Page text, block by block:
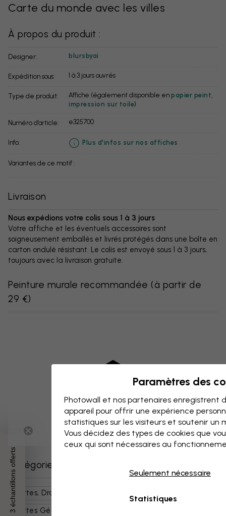
Carte du monde avec les villes
À propos du produit :
Designer: blursbyai
Expédition sous: 1 à 3 jours ouvrés
Type de produit: Affiche (également disponible en papier peint
impression sur toile)
Numéro d’article: e325700
info: Plus d'infos sur nos affiches
Variantes de ce motif :
Livraison
Nous expédions votre colis sous 1 à 3 jours
Votre affiche et les éventuels accessoires sont
soigneusement emballés et livrés protégés dans une boîte en
carton ondulé résistant. Le colis est envoyé sous 1 à 3 jours,
toujours avec la livraison gratuite.
Peinture murale recommandée (à partir de
29 €)
Catégories similaires
Cartes, Drapeaux Et Lieux
Cartes Géographiques
3 échantillons offerts
Paramètres des
Photowall et nos partenaires enregistrent
appareil pour offrir une expérience
statistiques sur les visiteurs et soutenir un
Vous décidez des types de cookies que
ceux qui sont nécessaires au
Seulement nécessaire
Statistiques